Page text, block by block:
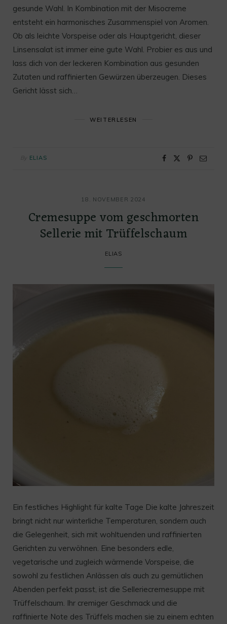
gesunde Wahl. In Kombination mit der Misocreme
entsteht ein harmonisches Zusammenspiel von Aromen.
Ob als leichte Vorspeise oder als Hauptgericht, dieser
Linsensalat ist immer eine gute Wahl. Probier es aus und
lass dich von der leckeren Kombination aus gesunden
Zutaten und raffinierten Gewürzen überzeugen. Dieses
Gericht lässt sich…
WEITERLESEN
ELIAS
18. NOVEMBER 2024
Cremesuppe vom geschmorten
Sellerie mit Trüffelschaum
ELIAS
Ein festliches Highlight für kalte Tage Die kalte Jahreszeit
bringt nicht nur winterliche Temperaturen, sondern auch
die Gelegenheit, sich mit wohltuenden und raffinierten
Gerichten zu verwöhnen. Eine besonders edle,
vegetarische und zugleich wärmende Vorspeise, die
sowohl zu festlichen Anlässen als auch zu gemütlichen
Abenden perfekt passt, ist die Selleriecremesuppe mit
Trüffelschaum. Ihr cremiger Geschmack und die
raffinierte Note des Trüffels machen sie zu einem echten